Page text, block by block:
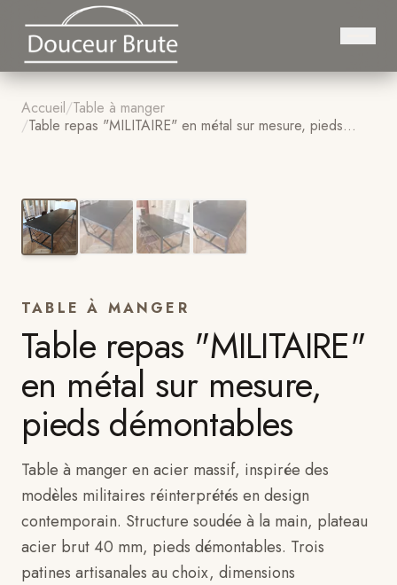
Accueil/Table à manger
/Table repas "MILITAIRE" en métal sur mesure, pieds
TABLE À MANGER
Table repas "MILITAIRE"
en métal sur mesure,
pieds démontables
Table à manger en acier massif, inspirée des
modèles militaires réinterprétés en design
contemporain. Structure soudée à la main, plateau
acier brut 40 mm, pieds démontables. Trois
patines artisanales au choix, dimensions